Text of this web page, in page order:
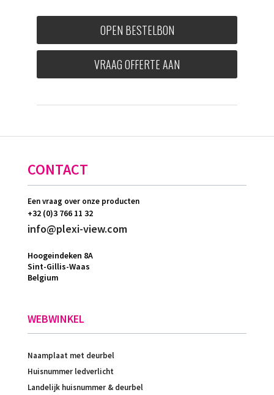
OPEN BESTELBON
VRAAG OFFERTE AAN
CONTACT
Een vraag over onze producten
+32 (0)3 766 11 32
info@plexi-view.com
Hoogeindeken 8A
Sint-Gillis-Waas
Belgium
WEBWINKEL
Naamplaat met deurbel
Huisnummer ledverlicht
Landelijk huisnummer & deurbel